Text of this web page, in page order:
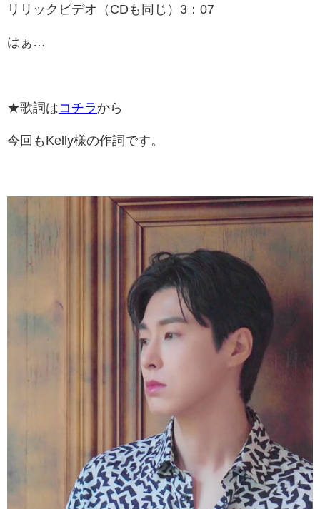
リリックビデオ（CDも同じ）3：07
はぁ…
★歌詞はコチラ から
今回もKelly様の作詞です。